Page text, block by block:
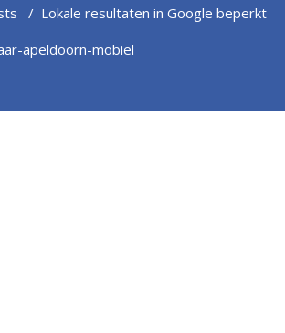
/ Lokale resultaten in Google beperkt
apeldoorn-mobiel